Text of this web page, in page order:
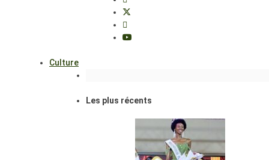
Culture
Les plus récents